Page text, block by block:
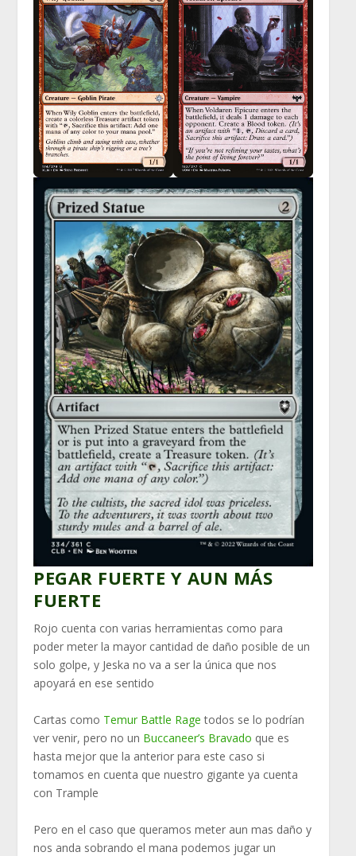
PEGAR FUERTE Y AUN MÁS
FUERTE
Rojo cuenta con varias herramientas como para
poder meter la mayor cantidad de daño posible de un
solo golpe, y Jeska no va a ser la única que nos
apoyará en ese sentido
Cartas como Temur Battle Rage todos se lo podrían
ver venir, pero no un Buccaneer’s Bravado que es
hasta mejor que la anterior para este caso si
tomamos en cuenta que nuestro gigante ya cuenta
con Trample
Pero en el caso que queramos meter aun mas daño y
nos anda sobrando el mana podemos jugar un